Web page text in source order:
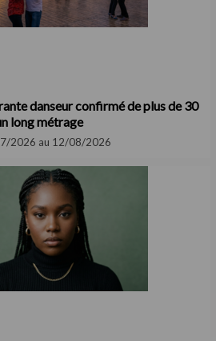
danseur confirmé de plus de 30
long métrage
2026 au 12/08/2026